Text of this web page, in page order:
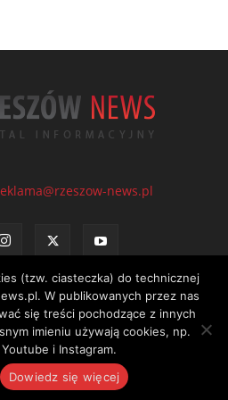
news.pl
Regulamin portalu
Rzeszów News. Wszystkie prawa
Tel.: 601 97 55 30
(tzw. ciasteczka) do technicznej
W publikowanych przez nas
się treści pochodzące z innych
imieniu używają cookies, np.
i Instagram.
Dowiedz się więcej